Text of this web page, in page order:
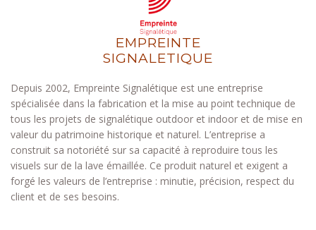
EMPREINTE
SIGNALETIQUE
Depuis 2002, Empreinte Signalétique est une entreprise
spécialisée dans la fabrication et la mise au point technique de
tous les projets de signalétique outdoor et indoor et de mise en
valeur du patrimoine historique et naturel. L’entreprise a
construit sa notoriété sur sa capacité à reproduire tous les
visuels sur de la lave émaillée. Ce produit naturel et exigent a
forgé les valeurs de l’entreprise : minutie, précision, respect du
client et de ses besoins.